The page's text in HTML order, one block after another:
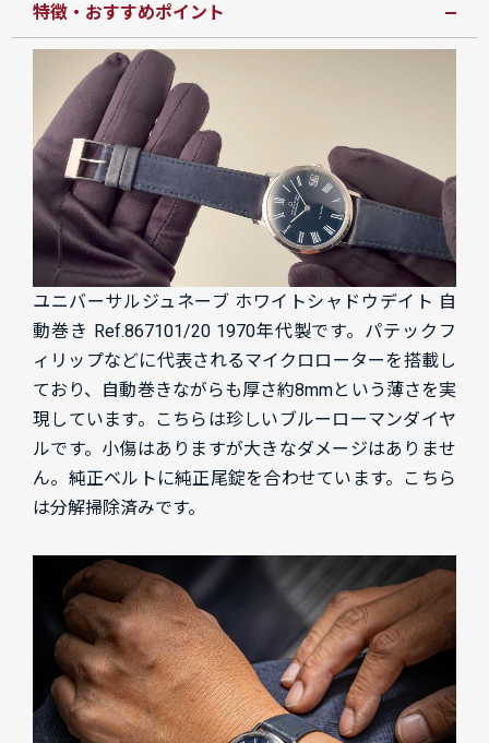
特徴・おすすめポイント
ユニバーサルジュネーブ ホワイトシャドウデイト 自
動巻き Ref.867101/20 1970年代製です。パテックフ
ィリップなどに代表されるマイクロローターを搭載し
ており、自動巻きながらも厚さ約8mmという薄さを実
現しています。こちらは珍しいブルーローマンダイヤ
ルです。小傷はありますが大きなダメージはありませ
ん。純正ベルトに純正尾錠を合わせています。こちら
は分解掃除済みです。